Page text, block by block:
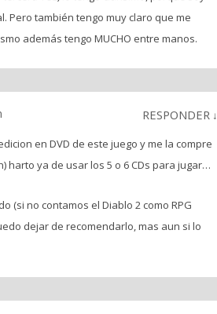
Pero también tengo muy claro que me
además tengo MUCHO entre manos.
RESPONDER ↓
en DVD de este juego y me la compre
harto ya de usar los 5 o 6 CDs para jugar…
(si no contamos el Diablo 2 como RPG
dejar de recomendarlo, mas aun si lo